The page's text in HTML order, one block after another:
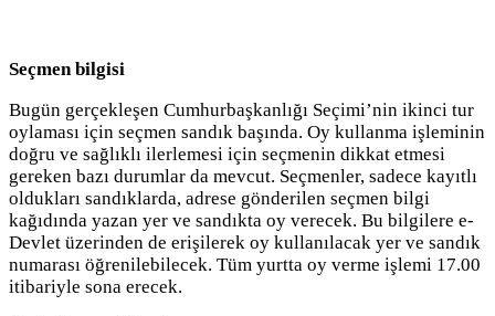
Seçmen bilgisi
Bugün gerçekleşen Cumhurbaşkanlığı Seçimi’nin ikinci tur
oylaması için seçmen sandık başında. Oy kullanma işleminin
doğru ve sağlıklı ilerlemesi için seçmenin dikkat etmesi
gereken bazı durumlar da mevcut. Seçmenler, sadece kayıtlı
oldukları sandıklarda, adrese gönderilen seçmen bilgi
kağıdında yazan yer ve sandıkta oy verecek. Bu bilgilere e-
Devlet üzerinden de erişilerek oy kullanılacak yer ve sandık
numarası öğrenilebilecek. Tüm yurtta oy verme işlemi 17.00
itibariyle sona erecek.